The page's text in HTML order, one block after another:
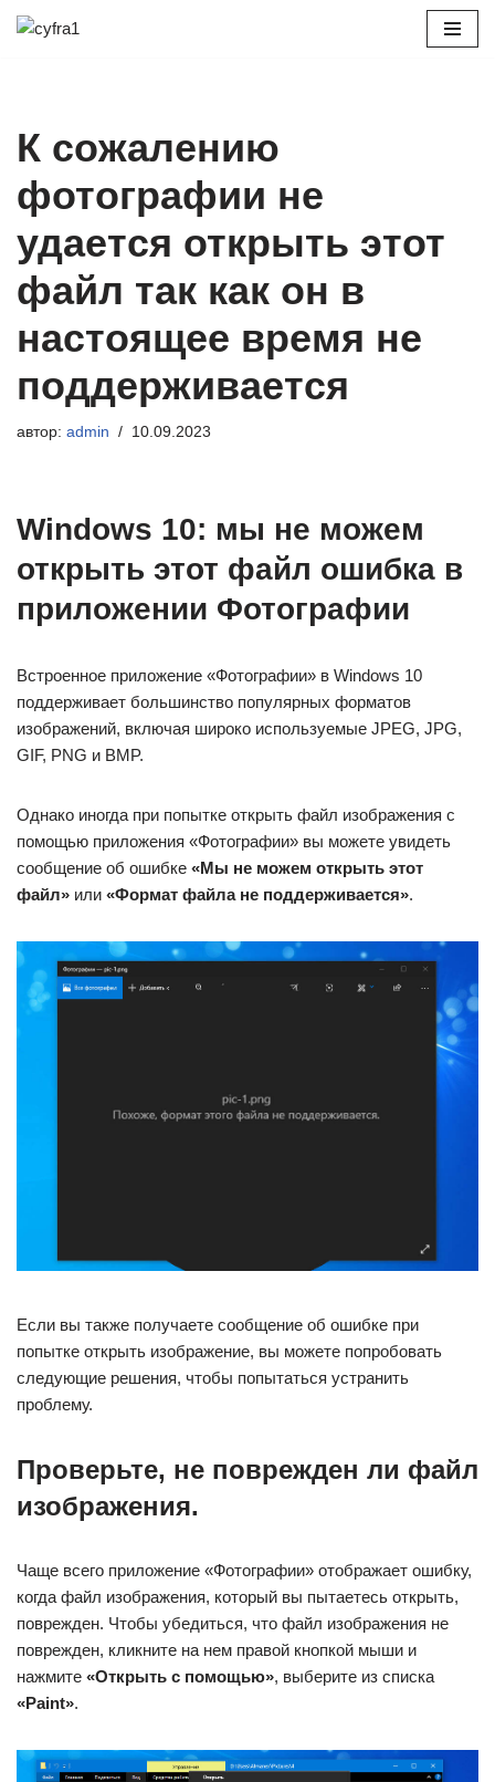
К сожалению
фотографии не
удается открыть этот
файл так как он в
настоящее время не
поддерживается
автор: admin 10.09.2023
Windows 10: мы не можем
открыть этот файл ошибка в
приложении Фотографии
Встроенное приложение «Фотографии» в Windows 10
поддерживает большинство популярных форматов
изображений, включая широко используемые JPEG, JPG,
GIF, PNG и BMP.
Однако иногда при попытке открыть файл изображения с
помощью приложения «Фотографии» вы можете увидеть
сообщение об ошибке «Мы не можем открыть этот
файл» или «Формат файла не поддерживается».
Если вы также получаете сообщение об ошибке при
попытке открыть изображение, вы можете попробовать
следующие решения, чтобы попытаться устранить
проблему.
Проверьте, не поврежден ли файл
изображения.
Чаще всего приложение «Фотографии» отображает ошибку,
когда файл изображения, который вы пытаетесь открыть,
поврежден. Чтобы убедиться, что файл изображения не
поврежден, кликните на нем правой кнопкой мыши и
нажмите «Открыть с помощью», выберите из списка
«Paint».